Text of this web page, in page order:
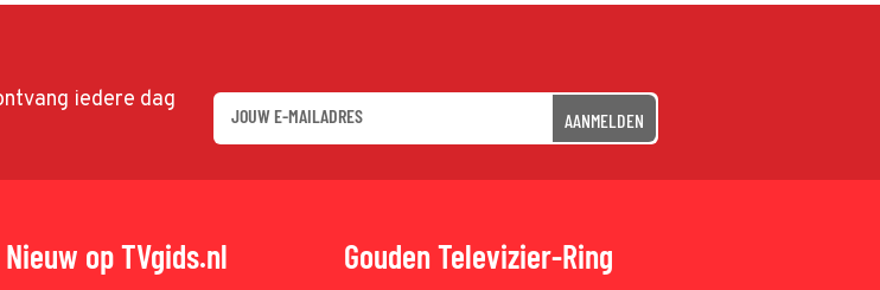
iedere dag
AANMELDEN
Nieuw op TVgids.nl Gouden Televizier-Ring